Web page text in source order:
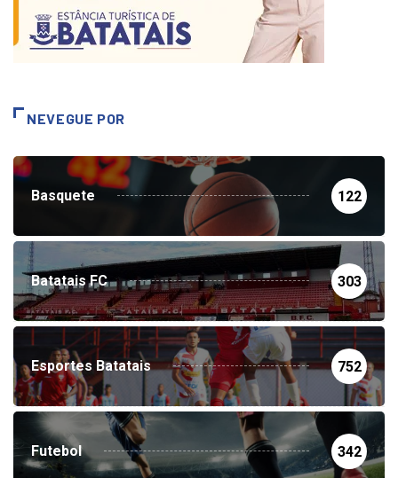
NEVEGUE POR
Basquete 122
Batatais FC 303
Esportes Batatais 752
Futebol 342